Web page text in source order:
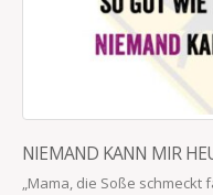
NIEMAND KANN MIR
„Mama, die Soße